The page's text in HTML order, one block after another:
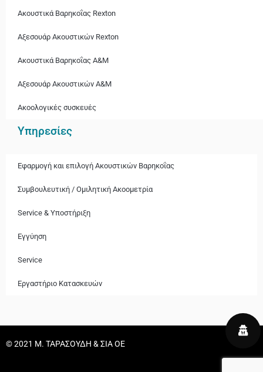
Ακουστικά Bαρηκοΐας Rexton
Αξεσουάρ Ακουστικών Rexton
Ακουστικά Βαρηκοΐας A&M
Αξεσουάρ Ακουστικών A&M
Ακοολογικές συσκευές
Υπηρεσίες
Εφαρμογή και επιλογή Ακουστικών Βαρηκοΐας
Συμβουλευτική / Ομιλητική Ακοομετρία
Service & Υποστήριξη
Εγγύηση
Service
Εργαστήριο Κατασκευών
© 2021 Μ. ΤΑΡΑΣΟΥΔΗ & ΣΙΑ ΟΕ